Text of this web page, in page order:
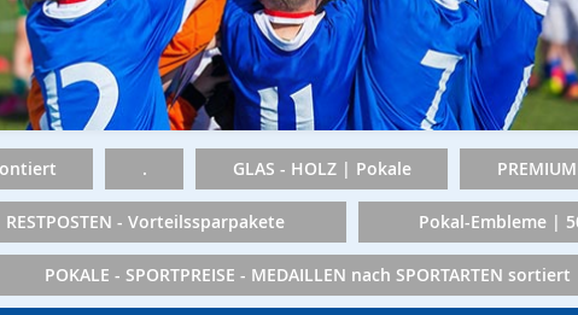
. GLAS - HOLZ | Pokale
RESTPOSTEN - Vorteilssparpakete Pokal-Embleme |
POKALE - SPORTPREISE - MEDAILLEN nach SPORTARTEN sortiert